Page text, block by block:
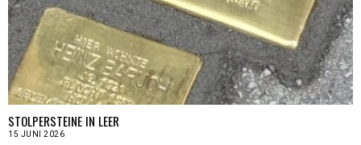
STOLPERSTEINE IN LEER
15 JUNI 2026